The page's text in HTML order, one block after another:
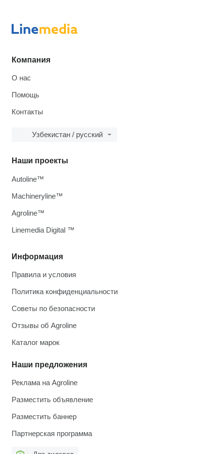
Компания
О нас
Помощь
Контакты
Узбекистан / русский
Информация
Правила и условия
Политика конфиденциальности
Советы по безопасности
Отзывы об Agroline
Каталог марок
Наши предложения
Реклама на Agroline
Разместить объявление
Разместить баннер
Партнерская программа
Наши проекты
Autoline™
Machineryline™
Agroline™
Linemedia Digital ™